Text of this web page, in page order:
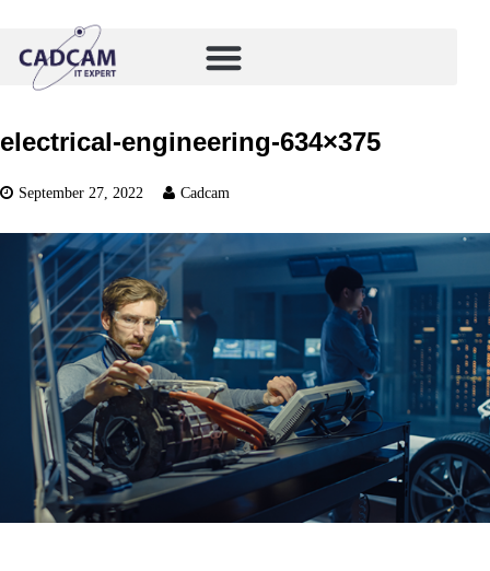
electrical-engineering-634×375
September 27, 2022 Cadcam